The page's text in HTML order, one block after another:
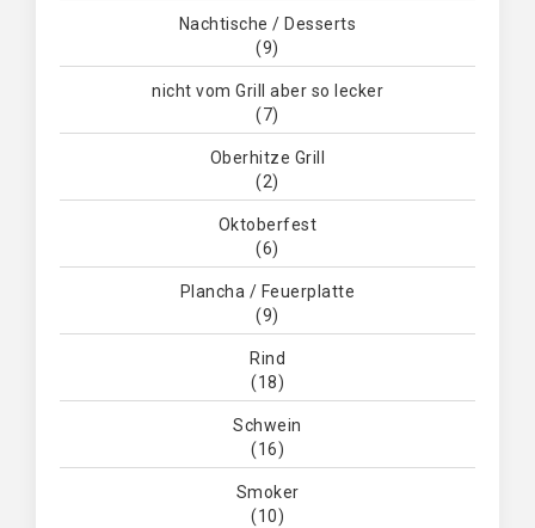
Nachtische / Desserts
(9)
nicht vom Grill aber so lecker
(7)
Oberhitze Grill
(2)
Oktoberfest
(6)
Plancha / Feuerplatte
(9)
Rind
(18)
Schwein
(16)
Smoker
(10)